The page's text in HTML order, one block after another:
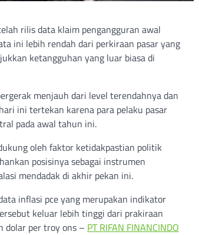
rilis data klaim pengangguran awal
ini lebih rendah dari perkiraan pasar yang
ketangguhan yang luar biasa di
menjauh dari level terendahnya dan
ini tertekan karena para pelaku pasar
pada awal tahun ini.
oleh faktor ketidakpastian politik
posisinya sebagai instrumen
mendadak di akhir pekan ini.
inflasi pce yang merupakan indikator
keluar lebih tinggi dari prakiraan
dolar per troy ons – PT RIFAN FINANCINDO